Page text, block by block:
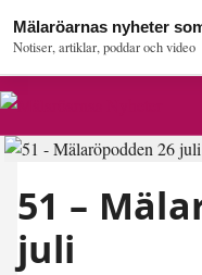
Mälaröarnas nyheter
Notiser, artiklar, poddar och video
51 –
juli